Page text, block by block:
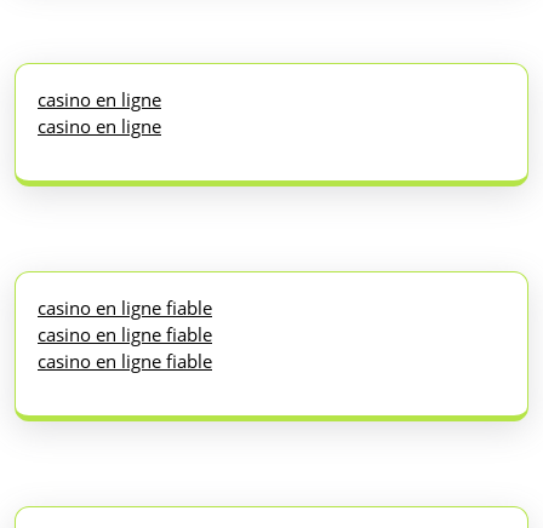
casino en ligne
casino en ligne
casino en ligne fiable
casino en ligne fiable
casino en ligne fiable